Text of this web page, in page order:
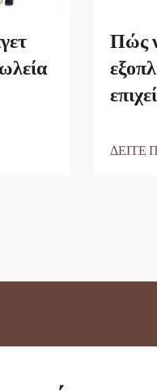
Πώς
ΔΕΙΤΕ